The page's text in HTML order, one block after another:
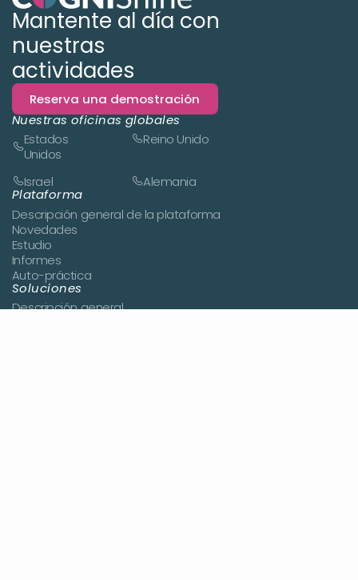
Mantente al día con
nuestras
actividades
Reserva una demostración
Nuestras oficinas globales
Estados
Unidos
Reino Unido
Israel Alemania
Plataforma
Descripción general de la plataforma
Novedades
Estudio
Informes
Auto-práctica
Soluciones
Descripción general